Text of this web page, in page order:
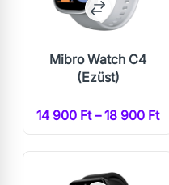
Mibro Watch C4
(Ezüst)
14 900 Ft – 18 900 Ft